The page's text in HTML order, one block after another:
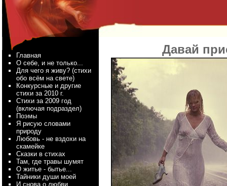
Главная
О себе, и не только...
Для чего я живу? (стихи
обо всём на свете)
Конкурсные и другие
стихи за 2010 г.
Стихи за 2009 год
(включая подраздел)
Поэмы
Я рисую словами
природу
Любовь - не вздохи на
скамейке
Сказки в стихах
Там, где травы шумят
О житье - бытье...
Тайники души моей
И снова о любви
Давай